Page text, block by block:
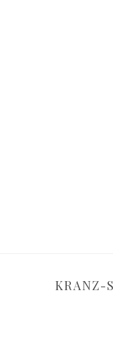
KRANZ-